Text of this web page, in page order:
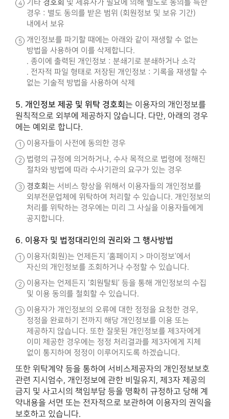
기타 경호회 및 제휴사가 필요에 의해 별도로 동의를 득한
경우 : 별도 동의를 받은 범위 (회원정보 및 보유 기간)
내에서 보유
개인정보를 파기할 때에는 아래와 같이 재생할 수 없는
방법을 사용하여 이를 삭제합니다.
. 종이에 출력된 개인정보 : 분쇄기로 분쇄하거나 소각
. 전자적 파일 형태로 저장된 개인정보 : 기록을 재생할 수
없는 기술적 방법을 사용하여 삭제
5. 개인정보 제공 및 위탁 경호회 는 이용자의 개인정보를
원칙적으로 외부에 제공하지 않습니다. 다만, 아래의 경우
에는 예외로 합니다.
이용자들이 사전에 동의한 경우
법령의 규정에 의거하거나, 수사 목적으로 법령에 정해진
절차와 방법에 따라 수사기관의 요구가 있는 경우
경호회 는 서비스 향상을 위해서 이용자들의 개인정보를
외부전문업체에 위탁하여 처리할 수 있습니다. 개인정보의
처리를 위탁하는 경우에는 미리 그 사실을 이용자들에게
공지합니다.
6. 이용자 및 법정대리인의 권리와 그 행사방법
이용자(회원)는 언제든지 ‘홈페이지 > 마이정보’에서
자신의 개인정보를 조회하거나 수정할 수 있습니다.
이용자는 언제든지 ‘회원탈퇴’ 등을 통해 개인정보의 수집
및 이용 동의를 철회할 수 있습니다.
이용자가 개인정보의 오류에 대한 정정을 요청한 경우,
정정을 완료하기 전까지 해당 개인정보를 이용 또는
제공하지 않습니다. 또한 잘못된 개인정보를 제3자에게
이미 제공한 경우에는 정정 처리결과를 제3자에게 지체
없이 통지하여 정정이 이루어지도록 하겠습니다.
또한 위탁계약 등을 통하여 서비스제공자의 개인정보보호
관련 지시엄수, 개인정보에 관한 비밀유지, 제3자 제공의
금지 및 사고시의 책임부담 등을 명확히 규정하고 당해 계
약내용을 서면 또는 전자적으로 보관하여 이용자의 권익을
보호하고 있습니다.